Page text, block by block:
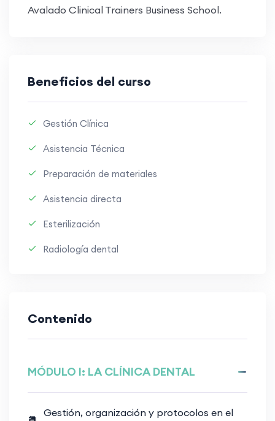
Avalado Clinical Trainers Business School.
Beneficios del curso
Gestión Clínica
Asistencia Técnica
Preparación de materiales
Asistencia directa
Esterilización
Radiología dental
Contenido
MÓDULO I: LA CLÍNICA DENTAL
Gestión, organización y protocolos en el